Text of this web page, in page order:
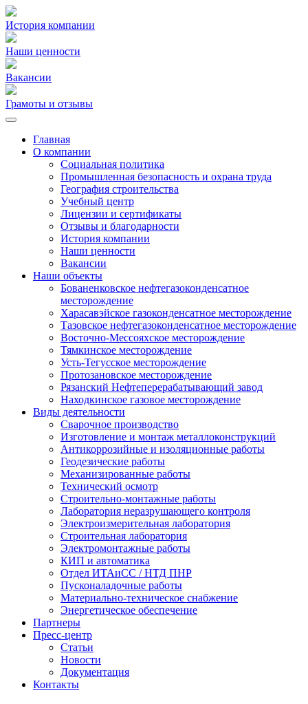
История компании
Наши ценности
Вакансии
Грамоты и отзывы
Главная
О компании
Социальная политика
Промышленная безопасность и охрана труда
География строительства
Учебный центр
Лицензии и сертификаты
Отзывы и благодарности
История компании
Наши ценности
Вакансии
Наши объекты
Бованенковское нефтегазоконденсатное
месторождение
Харасавэйское газоконденсатное месторождение
Тазовское нефтегазоконденсатное месторождение
Восточно-Мессояхское месторождение
Тямкинское месторождение
Усть-Тегусское месторождение
Протозановское месторождение
Рязанский Нефтеперерабатывающий завод
Находкинское газовое месторождение
Виды деятельности
Сварочное производство
Изготовление и монтаж металлоконструкций
Антикоррозийные и изоляционные работы
Геодезические работы
Механизированные работы
Технический осмотр
Строительно-монтажные работы
Лаборатория неразрушающего контроля
Электроизмерительная лаборатория
Строительная лаборатория
Электромонтажные работы
КИП и автоматика
Отдел ИТАиСС / НТД ПНР
Пусконаладочные работы
Материально-техническое снабжение
Энергетическое обеспечение
Партнеры
Пресс-центр
Статьи
Новости
Документация
Контакты